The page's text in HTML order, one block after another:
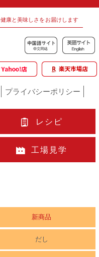
健康と美味しさをお届けします
プライバシーポリシー
レシピ
工場見学
新商品
だし